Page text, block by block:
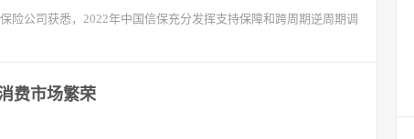
公司获悉，2022年中国信保充分发挥支持保障和跨周期逆周期调
费市场繁荣